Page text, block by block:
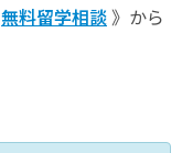
無料留学相談 》から